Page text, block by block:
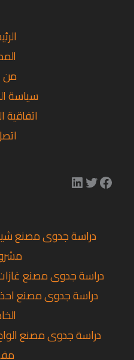
من
سياسة
دراسة جدوى مصنع
دراسة جدوى مصنع غازات
دراسة جدوى مصنع
دراسة جدوى مصنع